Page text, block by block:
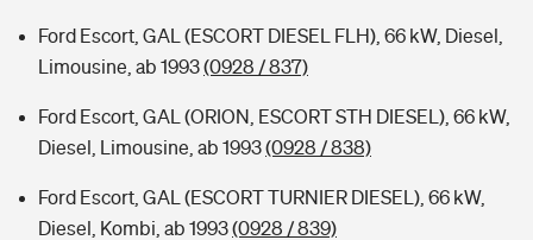
Ford Escort, GAL (ESCORT DIESEL FLH), 66 kW, Diesel,
Limousine, ab 1993(0928 / 837)
Ford Escort, GAL (ORION, ESCORT STH DIESEL), 66 kW,
Diesel, Limousine, ab 1993(0928 / 838)
Ford Escort, GAL (ESCORT TURNIER DIESEL), 66 kW,
Diesel, Kombi, ab 1993(0928 / 839)